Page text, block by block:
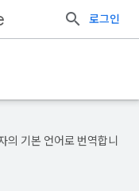
로그인
의 기본 언어로 번역합니